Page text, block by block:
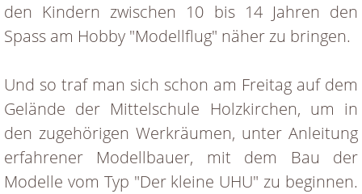
den Kindern zwischen 10 bis 14 Jahren den
Spass am Hobby "Modellflug" näher zu bringen.
Und so traf man sich schon am Freitag auf dem
Gelände der Mittelschule Holzkirchen, um in
den zugehörigen Werkräumen, unter Anleitung
erfahrener Modellbauer, mit dem Bau der
Modelle vom Typ "Der kleine UHU" zu beginnen.